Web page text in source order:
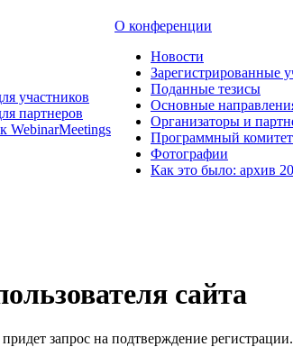
участников
партнеров
WebinarMeetings
О конференции
Новости
Зарегистрированные
Поданные тезисы
Основные
Организаторы и
Программный комитет
Фотографии
Как это было: архив
сайта
запрос на подтверждение регистрации.